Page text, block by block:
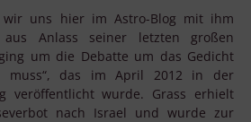
wir uns hier im Astro-Blog mit ihm
Anlass seiner letzten großen
um die Debatte um das Gedicht
muss“, das im April 2012 in der
veröffentlicht wurde. Grass erhielt
nach Israel und wurde zur